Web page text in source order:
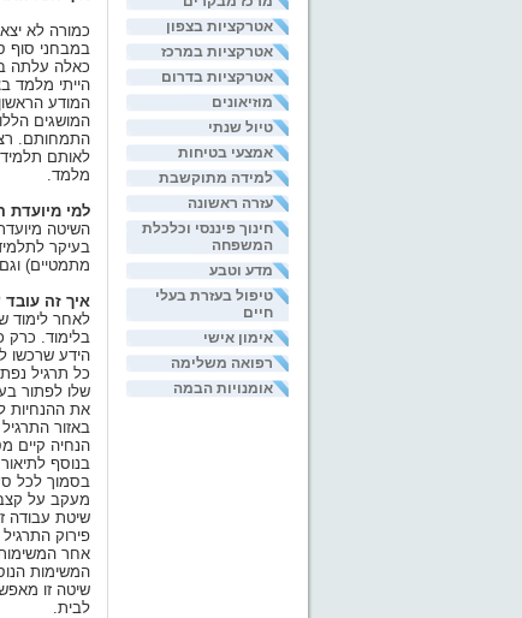
אטרקציות בצפון
אטרקציות במרכז
אטרקציות בדרום
מוזיאונים
טיול שנתי
אמצעי בטיחות
למידה מתוקשבת
עזרה ראשונה
חינוך פיננסי וכלכלת
המשפחה
מדע וטבע
טיפול בעזרת בעלי
חיים
אימון אישי
רפואה משלימה
אומנויות הבמה
כמורה לא
במבחני סוף
כאלה עלתה
הייתי מלמד
המודע
המושגים
התמחותם.
לאותם
מלמד.
למי מיועדת
השיטה
בעיקר
מתמטיים)
איך זה עובד
לאחר לימוד
בלימוד. כרק
הידע שרכשו
כל תרגיל
שלו לפתור
את ההנחיות
באזור
הנחיה קיים
בנוסף
בסמוך לכל
מעקב על
שיטת עבודה
פירוק
אחר
המשימות
שיטה זו
לבית.